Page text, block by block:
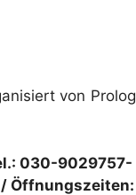
von Prolog
030-9029757-
/ Öffnungszeiten: